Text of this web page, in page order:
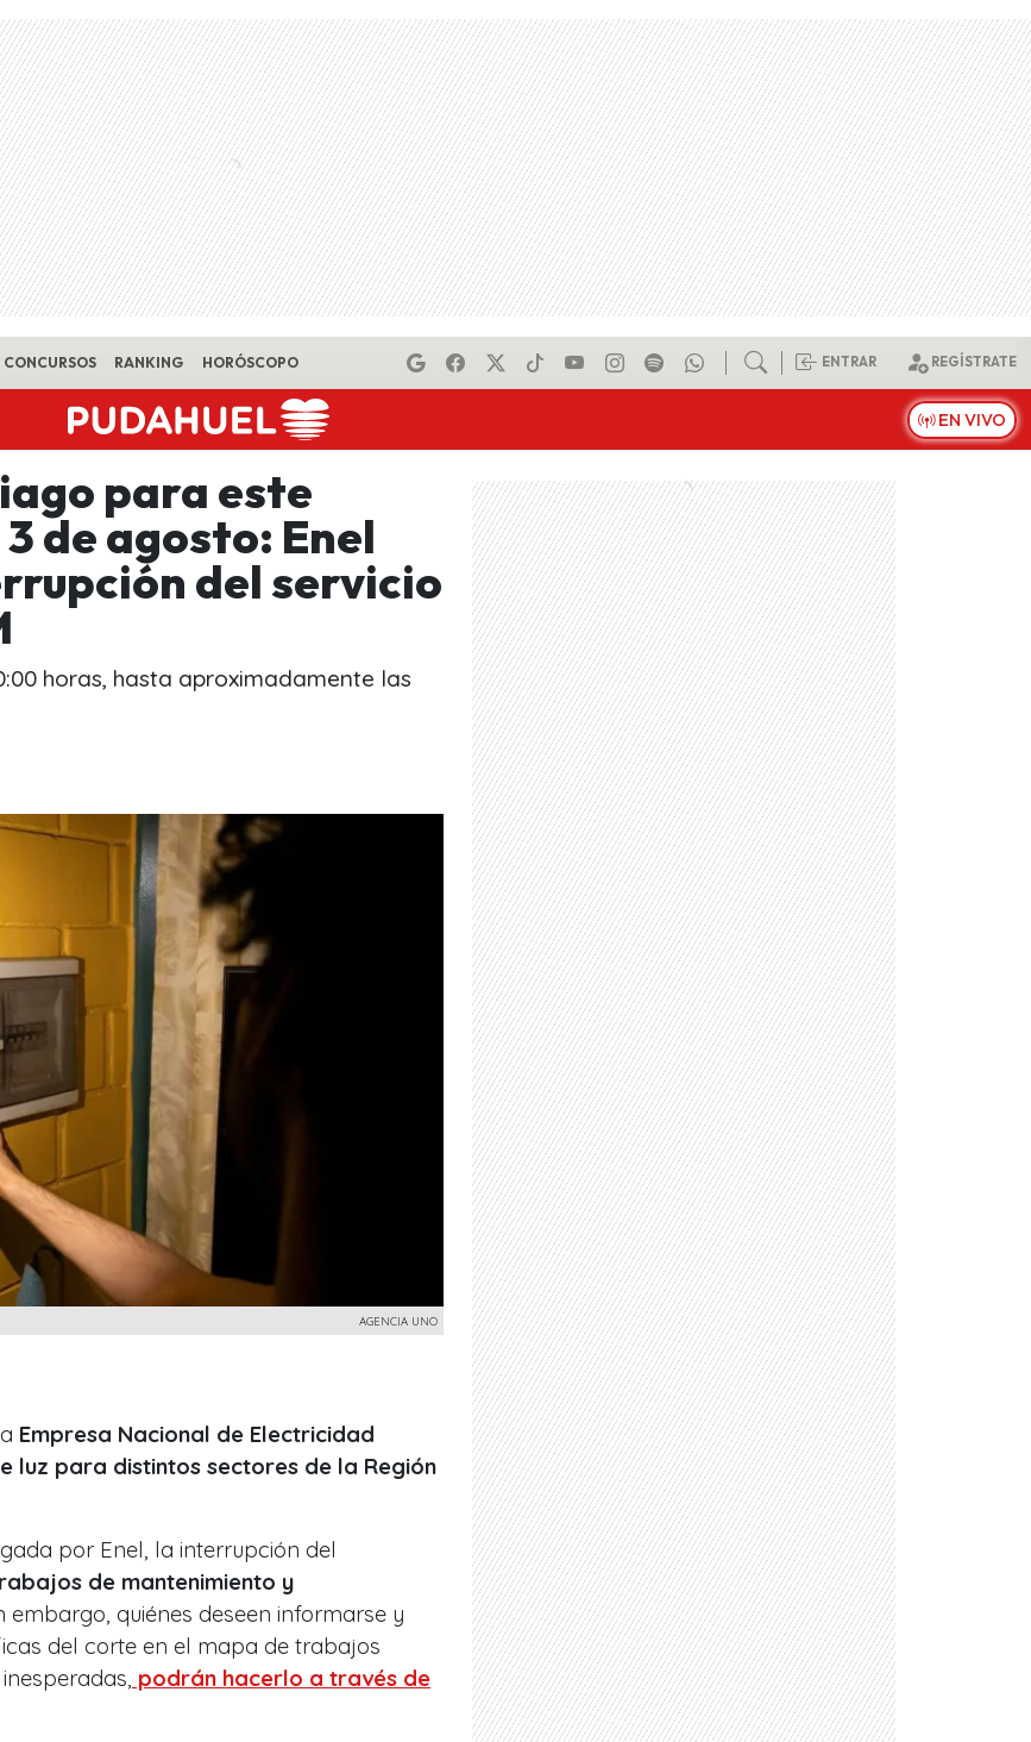
CONCURSOS RANKING HORÓSCOPO ENTRAR REGÍSTRATE
EN VIVO
para este
de agosto: Enel
del servicio
horas, hasta aproximadamente las
AGENCIA UNO
Empresa Nacional de Electricidad
luz para distintos sectores de la Región
por Enel, la interrupción del
de mantenimiento y
embargo, quiénes deseen informarse y
del corte en el mapa de trabajos
podrán hacerlo a través de